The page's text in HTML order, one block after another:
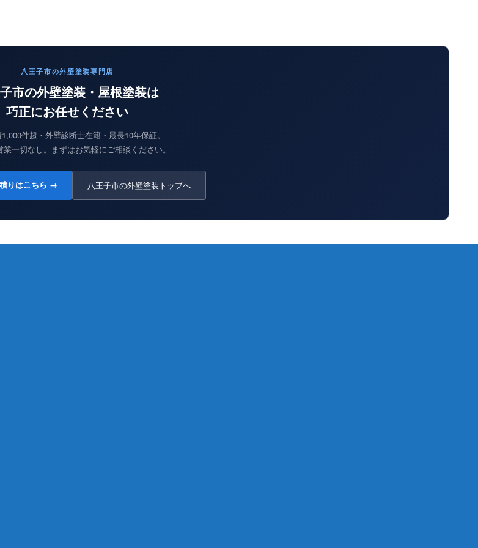
八王子市の外壁塗装専門店
市の外壁塗装・屋根塗装は
巧正にお任せください
件超・外壁診断士在籍・最長10年保証。
業一切なし。まずはお気軽にご相談ください。
りはこちら → 八王子市の外壁塗装トップへ